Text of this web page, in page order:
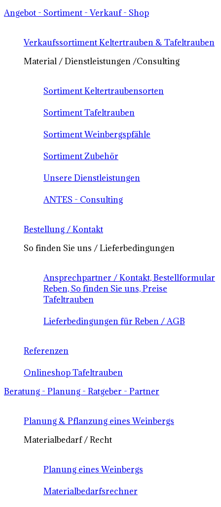
Angebot - Sortiment - Verkauf - Shop
Verkaufssortiment Keltertrauben & Tafeltrauben
Material / Dienstleistungen /Consulting
Sortiment Keltertraubensorten
Sortiment Tafeltrauben
Sortiment Weinbergspfähle
Sortiment Zubehör
Unsere Dienstleistungen
ANTES - Consulting
Bestellung / Kontakt
So finden Sie uns / Lieferbedingungen
Ansprechpartner / Kontakt, Bestellformular
Reben, So finden Sie uns, Preise
Tafeltrauben
Lieferbedingungen für Reben / AGB
Referenzen
Onlineshop Tafeltrauben
Beratung - Planung - Ratgeber - Partner
Planung & Pflanzung eines Weinbergs
Materialbedarf / Recht
Planung eines Weinbergs
Materialbedarfsrechner